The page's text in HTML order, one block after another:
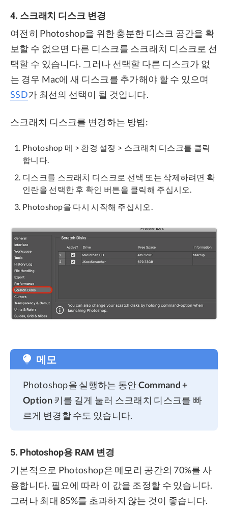
4. 스크래치 디스크 변경
여전히 Photoshop을 위한 충분한 디스크 공간을 확
보할 수 없으면 다른 디스크를 스크래치 디스크로 선
택할 수 있습니다. 그러나 선택할 다른 디스크가 없
는 경우 Mac에 새 디스크를 추가해야 할 수 있으며
SSD가 최선의 선택이 될 것입니다.
스크래치 디스크를 변경하는 방법:
Photoshop 메 > 환경 설정 > 스크래치 디스크를 클릭
합니다.
디스크를 스크래치 디스크로 선택 또는 삭제하려면 확
인란을 선택한 후 확인 버튼을 클릭해 주십시오.
Photoshop을 다시 시작해 주십시오.
메모
Photoshop을 실행하는 동안Command +
Option키를 길게 눌러 스크래치 디스크를 빠
르게 변경할 수도 있습니다.
5. Photoshop용 RAM 변경
기본적으로 Photoshop은 메모리 공간의 70%를 사
용합니다. 필요에 따라 이 값을 조정할 수 있습니다.
그러나 최대 85%를 초과하지 않는 것이 좋습니다.